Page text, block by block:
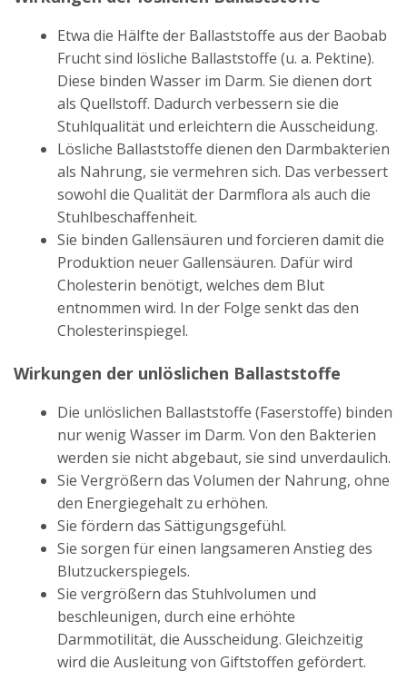
Etwa die Hälfte der Ballaststoffe aus der Baobab
Frucht sind lösliche Ballaststoffe (u. a. Pektine).
Diese binden Wasser im Darm. Sie dienen dort
als Quellstoff. Dadurch verbessern sie die
Stuhlqualität und erleichtern die Ausscheidung.
Lösliche Ballaststoffe dienen den Darmbakterien
als Nahrung, sie vermehren sich. Das verbessert
sowohl die Qualität der Darmflora als auch die
Stuhlbeschaffenheit.
Sie binden Gallensäuren und forcieren damit die
Produktion neuer Gallensäuren. Dafür wird
Cholesterin benötigt, welches dem Blut
entnommen wird. In der Folge senkt das den
Cholesterinspiegel.
Wirkungen der unlöslichen Ballaststoffe
Die unlöslichen Ballaststoffe (Faserstoffe) binden
nur wenig Wasser im Darm. Von den Bakterien
werden sie nicht abgebaut, sie sind unverdaulich.
Sie Vergrößern das Volumen der Nahrung, ohne
den Energiegehalt zu erhöhen.
Sie fördern das Sättigungsgefühl.
Sie sorgen für einen langsameren Anstieg des
Blutzuckerspiegels.
Sie vergrößern das Stuhlvolumen und
beschleunigen, durch eine erhöhte
Darmmotilität, die Ausscheidung. Gleichzeitig
wird die Ausleitung von Giftstoffen gefördert.